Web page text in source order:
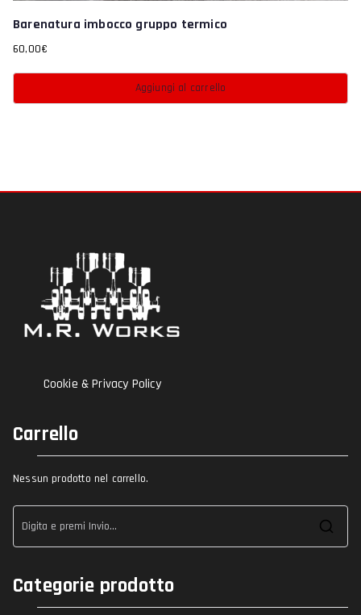
Barenatura imbocco gruppo termico
60,00€
Aggiungi al carrello
Cookie & Privacy Policy
Carrello
Nessun prodotto nel carrello.
Categorie prodotto